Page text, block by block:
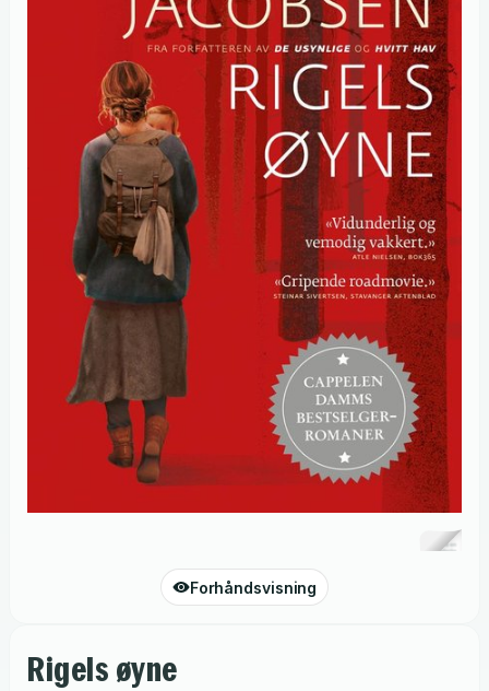
Forhåndsvisning
Rigels øyne